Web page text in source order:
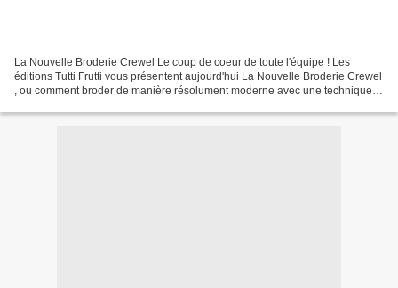
La Nouvelle Broderie Crewel Le coup de coeur de toute l'équipe ! Les
éditions Tutti Frutti vous présentent aujourd'hui La Nouvelle Broderie Crewel
, ou comment broder de manière résolument moderne avec une technique